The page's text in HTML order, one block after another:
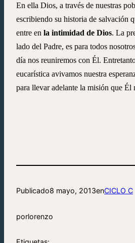
En ella Dios, a través de nuestras
escribiendo su historia de salvación
entre en la intimidad de Dios. La
lado del Padre, es para todos
día nos reuniremos con Él.
eucarística avivamos nuestra
para llevar adelante la misión que Él
Publicado8 mayo, 2013enCICLO C
porlorenzo